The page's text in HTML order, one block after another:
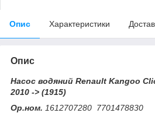
Опис Характеристики
Опис
Насос водяний Renault Kangoo
2010 -> (1915)
Ор.ном. 1612707280 7701478830